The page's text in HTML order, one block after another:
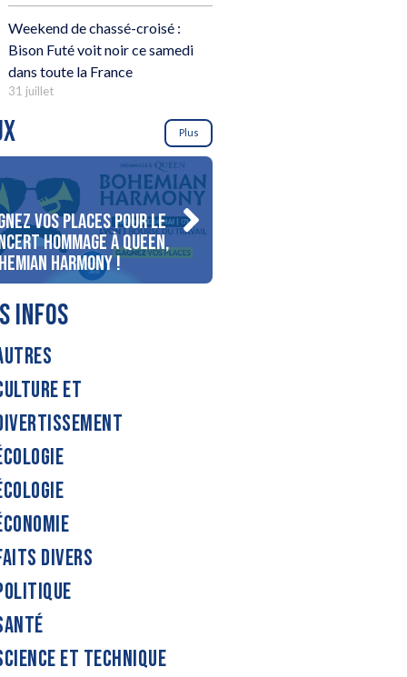
Weekend de chassé-croisé :
Bison Futé voit noir ce samedi
dans toute la France
31 juillet
Plus
vos places pour le
Hommage à Queen,
Harmony !
INFOS
ET
DIVERS
ET TECHNIQUE